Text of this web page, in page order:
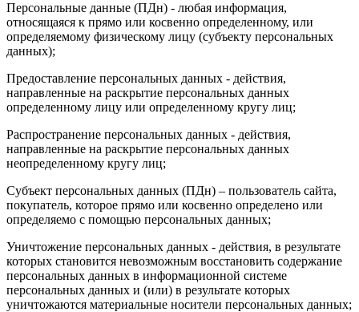
Персональные данные (ПДн) - любая информация,
относящаяся к прямо или косвенно определенному, или
определяемому физическому лицу (субъекту персональных
данных);
Предоставление персональных данных - действия,
направленные на раскрытие персональных данных
определенному лицу или определенному кругу лиц;
Распространение персональных данных - действия,
направленные на раскрытие персональных данных
неопределенному кругу лиц;
Субъект персональных данных (ПДн) – пользователь сайта,
покупатель, которое прямо или косвенно определено или
определяемо с помощью персональных данных;
Уничтожение персональных данных - действия, в результате
которых становится невозможным восстановить содержание
персональных данных в информационной системе
персональных данных и (или) в результате которых
уничтожаются материальные носители персональных данных;